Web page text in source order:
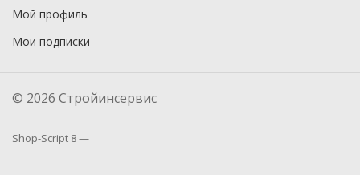
Мой профиль
Мои подписки
© 2026 Стройинсервис
Shop-Script 8 —